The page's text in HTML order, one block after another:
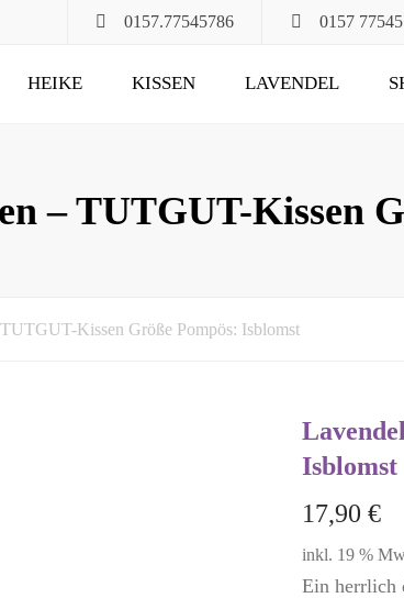
0157.77545786 0157
HEIKE KISSEN
MAXIMA
LAVENDEL
FÜR MUND, HALS
ZU ZWEIT
– TUTGUT-Kissen
Kissen Größe Pompös: Isblomst
Isblomst
17,90 €
inkl. 19 %
Ein herrlich